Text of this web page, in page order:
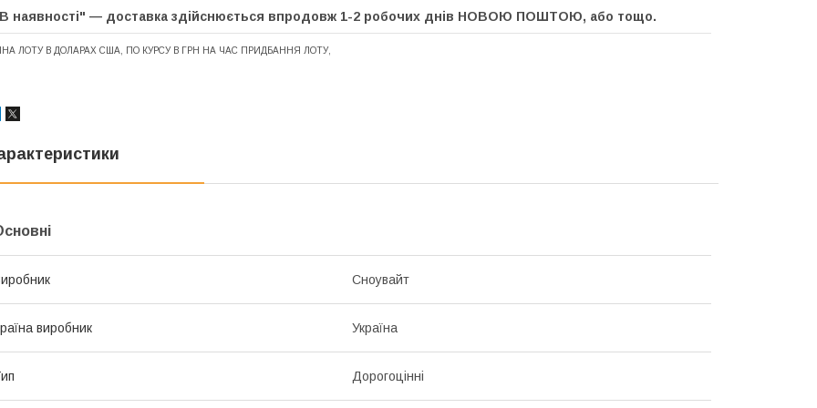
наявності" — доставка здійснюється впродовж 1-2 робочих днів НОВОЮ ПОШТОЮ, або тощо.
ЛОТУ В ДОЛАРАХ США, ПО КУРСУ В ГРН НА ЧАС ПРИДБАННЯ ЛОТУ,
Сноувайт
виробник Україна
Дорогоцінні